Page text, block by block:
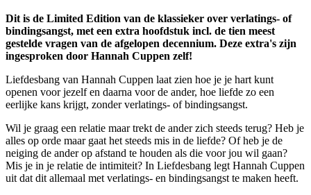
Dit is de Limited Edition van de klassieker over verlatings- of
bindingsangst, met een extra hoofdstuk incl. de tien meest
gestelde vragen van de afgelopen decennium. Deze extra's zijn
ingesproken door Hannah Cuppen zelf!
Liefdesbang van Hannah Cuppen laat zien hoe je je hart kunt
openen voor jezelf en daarna voor de ander, hoe liefde zo een
eerlijke kans krijgt, zonder verlatings- of bindingsangst.
Wil je graag een relatie maar trekt de ander zich steeds terug? Heb je
alles op orde maar gaat het steeds mis in de liefde? Of heb je de
neiging de ander op afstand te houden als die voor jou wil gaan?
Mis je in je relatie de intimiteit? In Liefdesbang legt Hannah Cuppen
uit dat dit allemaal met verlatings- en bindingsangst te maken heeft.